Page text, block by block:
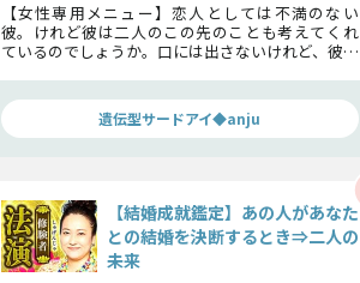
【女性専用メニュー】恋人としては不満のない
彼。けれど彼は二人のこの先のことも考えてくれ
ているのでしょうか。口には出さないけれど、彼の
か、あなたの幸せのためにお伝えしますね。
遺伝型サードアイ◆anju
【結婚成就鑑定】あの人があなた
との結婚を決断するとき⇒二人の
未来